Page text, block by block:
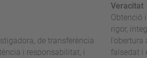
de transferència
i responsabilitat, i
Veracitat
Obtenció
rigor,
falsedat i